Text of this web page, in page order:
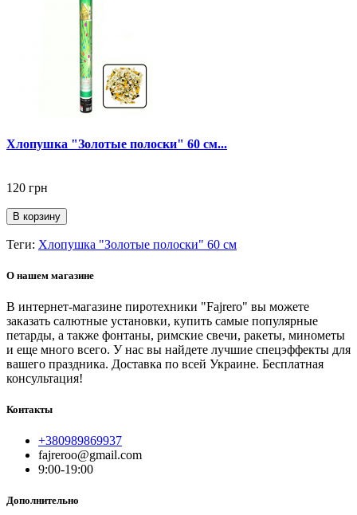
Хлопушка "Золотые полоски" 60 см...
120 грн
В корзину
Теги: Хлопушка "Золотые полоски" 60 см
О нашем магазине
В интернет-магазине пиротехники "Fajrero" вы можете
заказать салютные установки, купить самые популярные
петарды, а также фонтаны, римские свечи, ракеты, минометы
и еще много всего. У нас вы найдете лучшие спецэффекты для
вашего праздника. Доставка по всей Украине. Бесплатная
консультация!
Контакты
+380989869937
fajreroo@gmail.com
9:00-19:00
Дополнительно